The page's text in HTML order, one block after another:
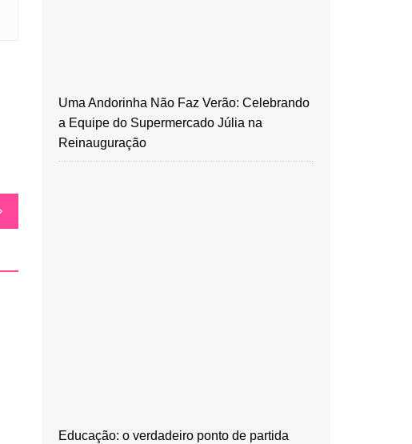
Uma Andorinha Não Faz Verão: Celebrando
a Equipe do Supermercado Júlia na
Reinauguração
Educação: o verdadeiro ponto de partida